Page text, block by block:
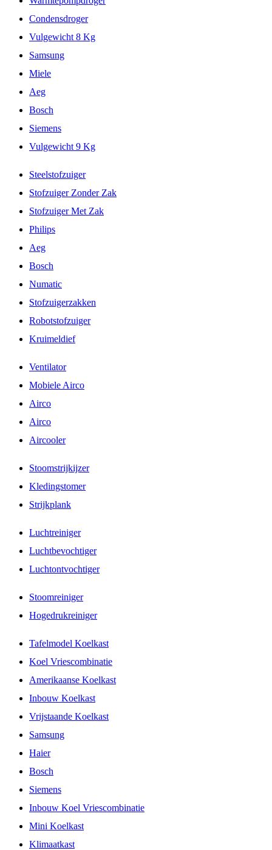
Condensdroger
Vulgewicht 8 Kg
Samsung
Miele
Aeg
Bosch
Siemens
Vulgewicht 9 Kg
Steelstofzuiger
Stofzuiger Zonder Zak
Stofzuiger Met Zak
Philips
Aeg
Bosch
Numatic
Stofzuigerzakken
Robotstofzuiger
Kruimeldief
Ventilator
Mobiele Airco
Airco
Airco
Aircooler
Stoomstrijkijzer
Kledingstomer
Strijkplank
Luchtreiniger
Luchtbevochtiger
Luchtontvochtiger
Stoomreiniger
Hogedrukreiniger
Tafelmodel Koelkast
Koel Vriescombinatie
Amerikaanse Koelkast
Inbouw Koelkast
Vrijstaande Koelkast
Samsung
Haier
Bosch
Siemens
Inbouw Koel Vriescombinatie
Mini Koelkast
Klimaatkast